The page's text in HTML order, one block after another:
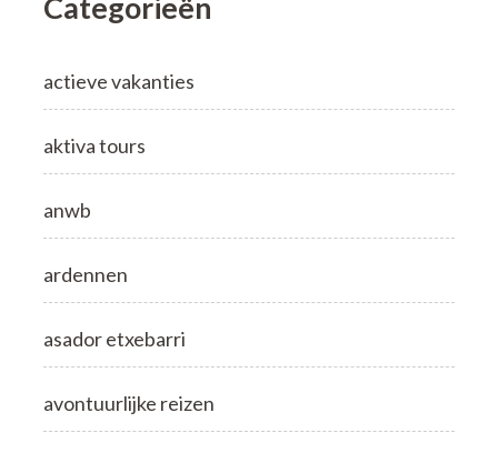
Categorieën
actieve vakanties
aktiva tours
anwb
ardennen
asador etxebarri
avontuurlijke reizen